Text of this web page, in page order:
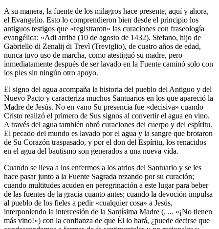
A su manera, la fuente de los milagros hace presente, aquí y ahora,
el Evangelio. Esto lo comprendieron bien desde el principio los
antiguos testigos que «registraron» las curaciones con fraseología
evangélica: «Adi arriba (10 de agosto de 1432). Stefano, hijo de
Gabriello di Zenalij di Trevì (Treviglio), de cuatro años de edad,
nunca tuvo uso de marcha, como atestiguó su madre, pero
inmediatamente después de ser lavado en la Fuente caminó solo con
los pies sin ningún otro apoyo.
El signo del agua acompaña la historia del pueblo del Antiguo y del
Nuevo Pacto y caracteriza muchos Santuarios en los que apareció la
Madre de Jesús. No en vano Su presencia fue «decisiva» cuando
Cristo realizó el primero de Sus signos al convertir el agua en vino.
A través del agua también obró curaciones del cuerpo y del espíritu.
El pecado del mundo es lavado por el agua y la sangre que brotaron
de Su Corazón traspasado, y por el don del Espíritu, los renacidos
en el agua del bautismo son generados a una nueva vida.
Cuando se lleva a los enfermos a los atrios del Santuario y se les
hace pasar junto a la Fuente Sagrada rezando por su curación;
cuando multitudes acuden en peregrinación a este lugar para beber
de las fuentes de la gracia cuanto antes; cuando la devoción impulsa
al pueblo de los fieles a pedir «cualquier cosa» a Jesús,
interponiendo la intercesión de la Santísima Madre (. ... «¡No tienen
más vino!») con la confianza de que Él lo hará, ¿puede decirse que